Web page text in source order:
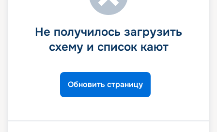
Не получилось загрузить
схему и список кают
Обновить страницу